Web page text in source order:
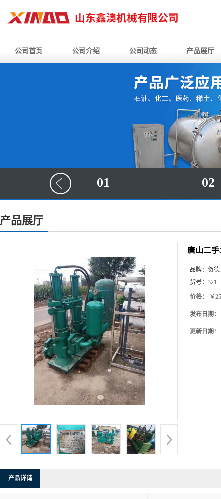
公司首页 公司介绍 公司动态 产品展厅
01 02
产品展厅
唐山二
品牌： 贺德
货号： 321
价格： ￥
发布日期：
更新日期：
产品详请